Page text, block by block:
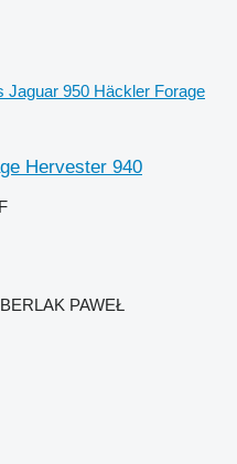
Jaguar 950 Häckler Forage
Hervester 940
PAWEŁ